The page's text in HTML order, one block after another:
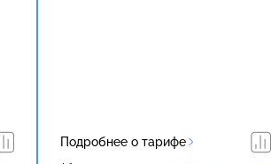
Подробнее о тарифе